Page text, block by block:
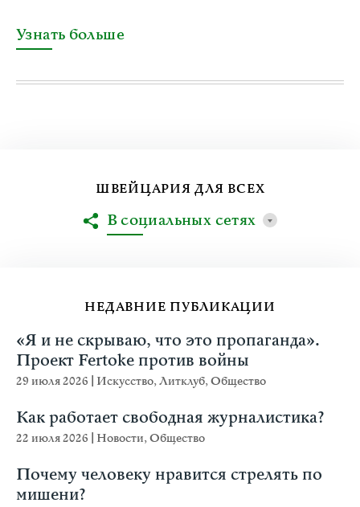
Узнать больше
НЕДАВНИЕ ПУБЛИКАЦИИ
«Я и не скрываю, что это пропаганда».
Проект Fertoke против войны
29 июля 2026 Искусство,Литклуб,Общество
Как работает свободная журналистика?
22 июля 2026 Новости,Общество
Почему человеку нравится стрелять по
мишени?
ШВЕЙЦАРИЯ ДЛЯ ВСЕХ
В социальных сетях